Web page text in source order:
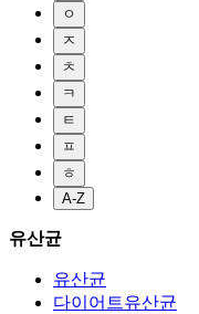
ㅇ
ㅈ
ㅊ
ㅋ
ㅌ
ㅍ
ㅎ
A-Z
유산균
유산균
다이어트유산균